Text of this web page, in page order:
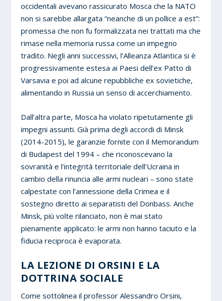
occidentali avevano rassicurato Mosca che la NATO
non si sarebbe allargata “neanche di un pollice a est”:
promessa che non fu formalizzata nei trattati ma che
rimase nella memoria russa come un impegno
tradito. Negli anni successivi, l’Alleanza Atlantica si è
progressivamente estesa ai Paesi dell’ex Patto di
Varsavia e poi ad alcune repubbliche ex sovietiche,
alimentando in Russia un senso di accerchiamento.
Dall’altra parte, Mosca ha violato ripetutamente gli
impegni assunti. Già prima degli accordi di Minsk
(2014-2015), le garanzie fornite con il Memorandum
di Budapest del 1994 – che riconoscevano la
sovranità e l’integrità territoriale dell’Ucraina in
cambio della rinuncia alle armi nucleari – sono state
calpestate con l’annessione della Crimea e il
sostegno diretto ai separatisti del Donbass. Anche
Minsk, più volte rilanciato, non è mai stato
pienamente applicato: le armi non hanno taciuto e la
fiducia reciproca è evaporata.
LA LEZIONE DI ORSINI E LA
DOTTRINA SOCIALE
Come sottolinea il professor Alessandro Orsini,